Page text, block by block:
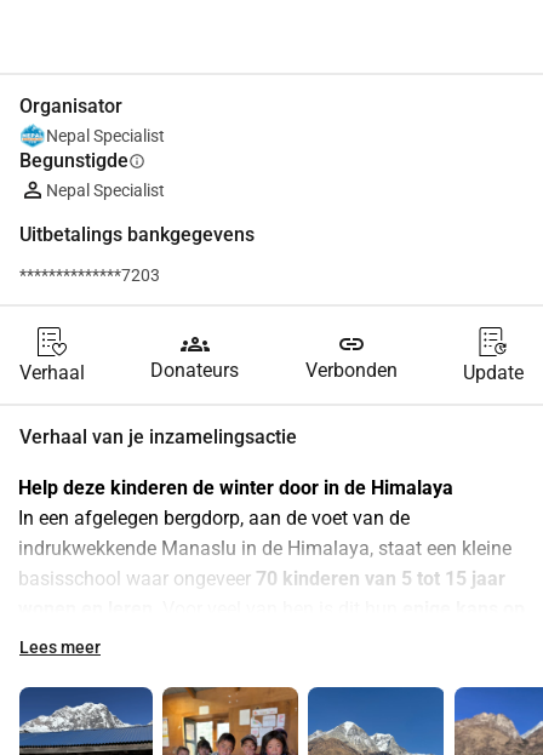
Organisator
Nepal Specialist
Begunstigdeinfo
Nepal Specialist
Uitbetalings bankgegevens
**************7203
Verhaal
groups
Donateurs
link
Verbonden Update
Verhaal van je inzamelingsactie
Help deze kinderen de winter door in de Himalaya
In een afgelegen bergdorp, aan de voet van de
indrukwekkende Manaslu in de Himalaya, staat een kleine
basisschool waar ongeveer 70 kinderen van 5 tot 15 jaar
onderwijs en een betere toekomst.
waar geen onderwijsvoorzieningen zijn. Daarom verblijven
zij op deze kostschool, vaak ver van hun familie, die ze
Lees meer